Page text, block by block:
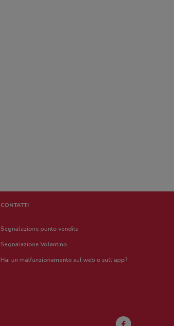
CONTATTI
Segnalazione punto vendita
Segnalazione Volantino
Hai un malfunzionamento sul web o sull'app?